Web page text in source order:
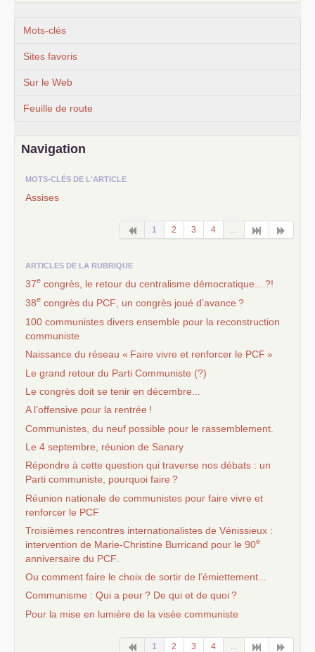
Mots-clés
Sites favoris
Sur le Web
Feuille de route
Navigation
MOTS-CLÉS DE L'ARTICLE
Assises
1 2 3 4
ARTICLES DE LA RUBRIQUE
37e congrès, le retour du centralisme démocratique...
?!
38e congrès du PCF , un congrès joué d’avance ?
100 communistes divers ensemble pour la reconstruction
communiste
Naissance du réseau « Faire vivre et renforcer le PCF »
Le grand retour du Parti Communiste (?)
Le congrès doit se tenir en décembre...
A l’offensive pour la rentrée !
Communistes, du neuf possible pour le rassemblement.
Le 4 septembre, réunion de Sanary
Répondre à cette question qui traverse nos débats : un
Parti communiste, pourquoi faire ?
Réunion nationale de communistes pour faire vivre et
renforcer le PCF
Troisièmes rencontres internationalistes de Vénissieux :
intervention de Marie-Christine Burricand pour le 90e
anniversaire du PCF
Ou comment faire le choix de sortir de l’émiettement...
Communisme : Qui a peur? De qui et de quoi?
Pour la mise en lumière de la visée communiste
1 2 3 4